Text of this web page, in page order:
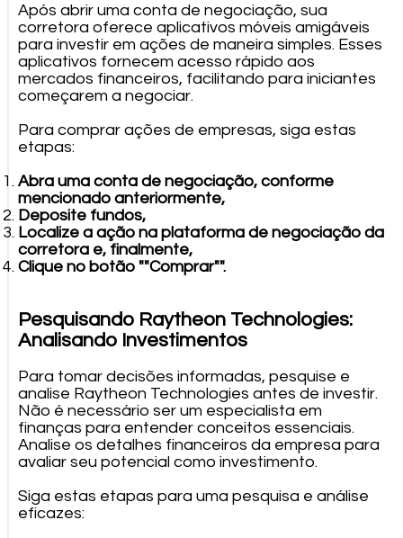
Após abrir uma conta de negociação, sua
corretora oferece aplicativos móveis amigáveis
para investir em ações de maneira simples. Esses
aplicativos fornecem acesso rápido aos
mercados financeiros, facilitando para iniciantes
começarem a negociar.
Para comprar ações de empresas, siga estas
etapas:
Abra uma conta de negociação, conforme
mencionado anteriormente,
Deposite fundos,
Localize a ação na plataforma de negociação da
corretora e, finalmente,
Clique no botão ""Comprar"".
Pesquisando Raytheon Technologies:
Analisando Investimentos
Para tomar decisões informadas, pesquise e
analise Raytheon Technologies antes de investir.
Não é necessário ser um especialista em
finanças para entender conceitos essenciais.
Analise os detalhes financeiros da empresa para
avaliar seu potencial como investimento.
Siga estas etapas para uma pesquisa e análise
eficazes: